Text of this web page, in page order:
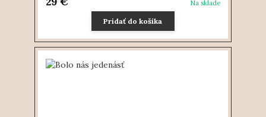
Na sklade
Pridať do košíka